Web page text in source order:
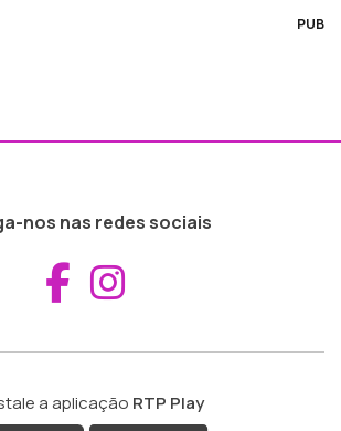
PUB
nos nas redes sociais
Aceder ao
a aplicação RTP Play